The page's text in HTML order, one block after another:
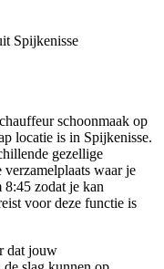
Spijkenisse
schoonmaak op
locatie is in Spijkenisse.
gezellige
verzamelplaats waar je
8:45 zodat je kan
voor deze functie is
dat jouw